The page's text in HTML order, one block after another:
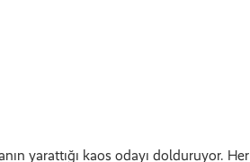
yarattığı kaos odayı dolduruyor. Her